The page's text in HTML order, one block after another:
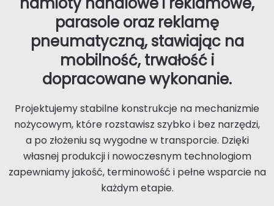
parasole oraz reklamę
pneumatyczną, stawiając na
mobilność, trwałość i
dopracowane wykonanie.
Projektujemy stabilne konstrukcje na mechanizmie
nożycowym, które rozstawisz szybko i bez narzędzi,
a po złożeniu są wygodne w transporcie. Dzięki
własnej produkcji i nowoczesnym technologiom
zapewniamy jakość, terminowość i pełne wsparcie na
każdym etapie.